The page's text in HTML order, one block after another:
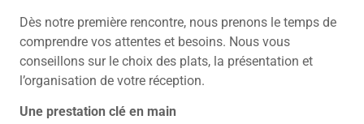
Dès notre première rencontre, nous prenons le temps de
comprendre vos attentes et besoins. Nous vous
conseillons sur le choix des plats, la présentation et
l’organisation de votre réception.
Une prestation clé en main